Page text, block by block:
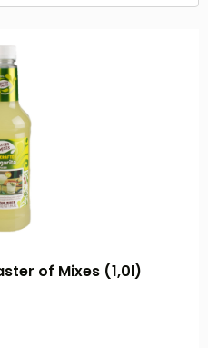
of Mixes (1,0l)